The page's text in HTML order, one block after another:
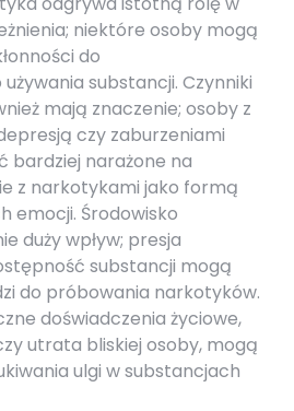
niektóre osoby mogą
do
substancji. Czynniki
mają znaczenie; osoby z
czy zaburzeniami
bardziej narażone na
z narkotykami jako formą
emocji. Środowisko
duży wpływ; presja
substancji mogą
do próbowania narkotyków.
doświadczenia życiowe,
utrata bliskiej osoby, mogą
ulgi w substancjach